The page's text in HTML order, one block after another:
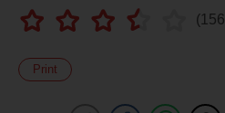
(156
Print